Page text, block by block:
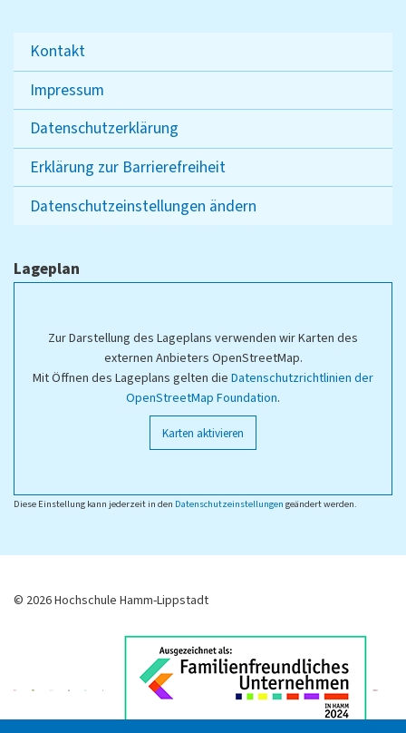
Kontakt
Impressum
Datenschutzerklärung
Erklärung zur Barrierefreiheit
Datenschutzeinstellungen ändern
Lageplan
Zur Darstellung des Lageplans verwenden wir Karten des
externen Anbieters OpenStreetMap.
Mit Öffnen des Lageplans gelten die Datenschutzrichtlinien der
OpenStreetMap Foundation.
Karten aktivieren
Diese Einstellung kann jederzeit in den Datenschutzeinstellungen geändert werden.
© 2026 Hochschule Hamm-Lippstadt